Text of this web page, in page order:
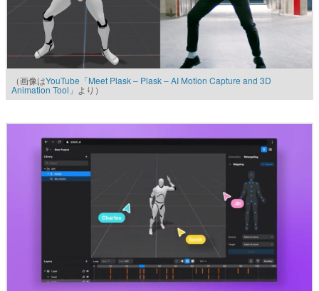
（画像はYouTube「Meet Plask – Plask – AI Motion Capture and 3D
Animation Tool」 より）